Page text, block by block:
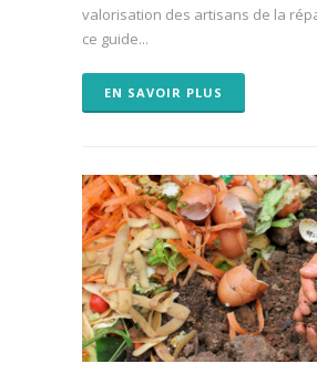
valorisation des artisans de la
ce guide...
EN SAVOIR PLUS